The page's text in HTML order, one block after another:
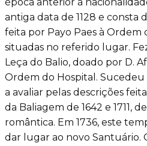
BLOG
antiga data de 1128 e consta
feita por Payo Paes à Ordem
situadas no referido lugar.
Leça do Balio, doado por D.
Ordem do Hospital.
a avaliar pelas descrições
da Baliagem de 1642 e 1711,
romântica. Em 1736, este
dar lugar ao novo Santuário.